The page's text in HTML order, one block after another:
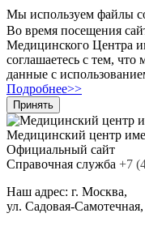
Мы используем файлы
Во время посещения
Медицинского Центра
соглашаетесь с тем,
данные с
Подробнее>>
Принять
Медицинский центр
Официальный сайт
Cправочная служба +7
Наш адрес: г. Москва,
ул. Садовая-Самотечная,